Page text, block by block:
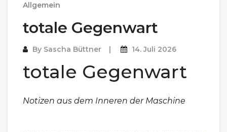
Allgemein
totale Gegenwart
By Sascha Büttner 14. Juli 2026
totale Gegenwart
Notizen aus dem Inneren der Maschine